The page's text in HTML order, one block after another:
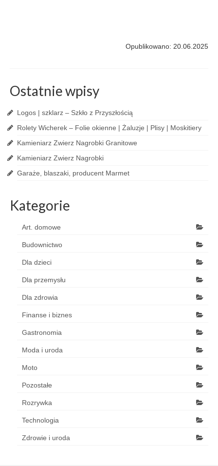
Opublikowano: 20.06.2025
Ostatnie wpisy
Logos | szklarz – Szkło z Przyszłością
Rolety Wicherek – Folie okienne | Żaluzje | Plisy | Moskitiery
Kamieniarz Zwierz Nagrobki Granitowe
Kamieniarz Zwierz Nagrobki
Garaże, blaszaki, producent Marmet
Kategorie
Art. domowe
Budownictwo
Dla dzieci
Dla przemysłu
Dla zdrowia
Finanse i biznes
Gastronomia
Moda i uroda
Moto
Pozostałe
Rozrywka
Technologia
Zdrowie i uroda